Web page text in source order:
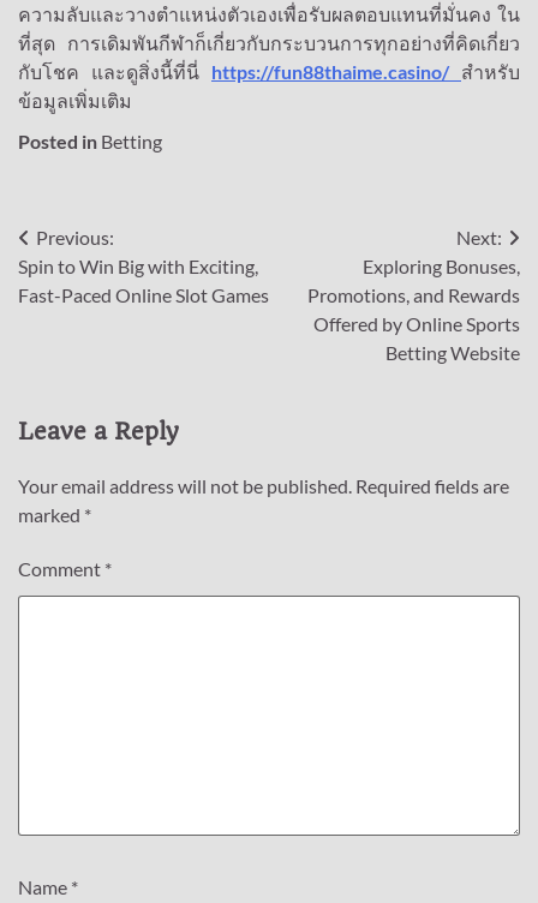
ความลับและวางตำแหน่งตัวเองเพื่อรับผลตอบแทนที่มั่นคง ใน
ที่สุด การเดิมพันกีฬาก็เกี่ยวกับกระบวนการทุกอย่างที่คิดเกี่ยว
กับโชค และดูสิ่งนี้ที่นี่ https://fun88thaime.casino/ สำหรับ
ข้อมูลเพิ่มเติม
Posted in Betting
Post
navigation
Previous:
Spin to Win Big with Exciting,
Fast-Paced Online Slot Games
Next:
Exploring Bonuses,
Promotions, and Rewards
Offered by Online Sports
Betting Website
Leave a Reply
Your email address will not be published. Required fields are
marked *
Comment *
Name *